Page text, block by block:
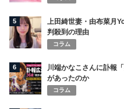
5
上田綺世妻・由布菜月
判殺到の理由
コラム
6
川端かなこさんに訃報
があったのか
コラム